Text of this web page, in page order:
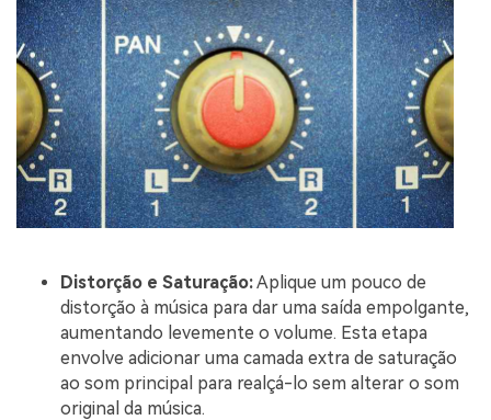
Distorção e Saturação:Aplique um pouco de
distorção à música para dar uma saída empolgante,
aumentando levemente o volume. Esta etapa
envolve adicionar uma camada extra de saturação
ao som principal para realçá-lo sem alterar o som
original da música.